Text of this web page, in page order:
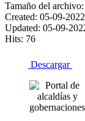
Tamaño del
Created: 05-09-2022
Updated: 05-09-
Hits: 76
Descargar